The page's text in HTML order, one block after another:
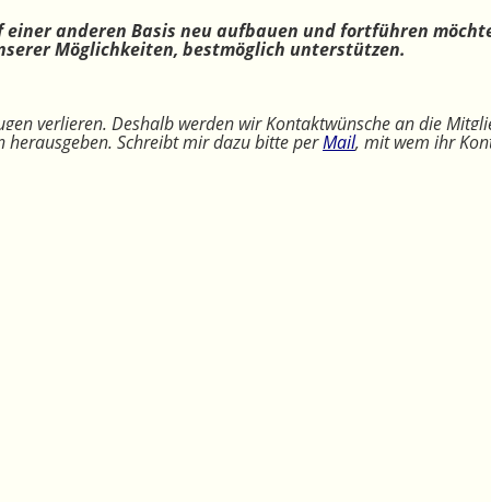
anderen Basis neu aufbauen und fortführen
Möglichkeiten, bestmöglich unterstützen.
verlieren. Deshalb werden wir Kontaktwünsche an die
Schreibt mir dazu bitte perMail, mit wem ihr